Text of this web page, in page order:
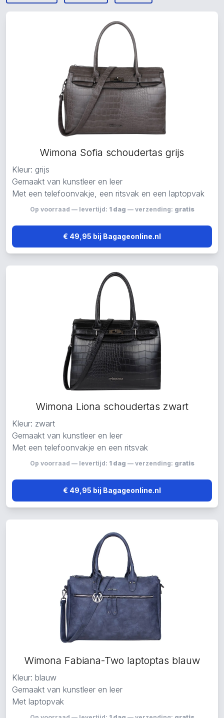
Wimona Sofia schoudertas grijs
Kleur: grijs
Gemaakt van kunstleer en leer
Met een telefoonvakje, een ritsvak en een laptopvak
Op voorraad — levertijd: 1 dag — verzending: gratis
€ 49,95 bij Bagageonline.nl
Wimona Liona schoudertas zwart
Kleur: zwart
Gemaakt van kunstleer en leer
Met een telefoonvakje en een ritsvak
Op voorraad — levertijd: 1 dag — verzending: gratis
€ 49,95 bij Bagageonline.nl
Wimona Fabiana-Two laptoptas blauw
Kleur: blauw
Gemaakt van kunstleer en leer
Met laptopvak